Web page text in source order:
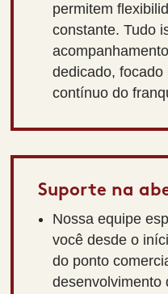
permitem
constante. Tudo
dedicado,
contínuo do
Suporte na
Nossa equipe
você desde o
do ponto
desenvolvimento